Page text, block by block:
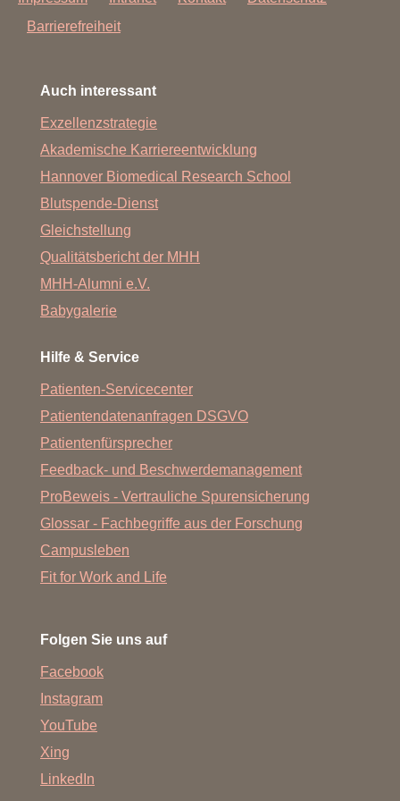
Barrierefreiheit
Auch interessant
Exzellenzstrategie
Akademische Karriereentwicklung
Hannover Biomedical Research School
Blutspende-Dienst
Gleichstellung
Qualitätsbericht der MHH
MHH-Alumni e.V.
Babygalerie
Hilfe & Service
Patienten-Servicecenter
Patientendatenanfragen DSGVO
Patientenfürsprecher
Feedback- und Beschwerdemanagement
ProBeweis - Vertrauliche Spurensicherung
Glossar - Fachbegriffe aus der Forschung
Campusleben
Fit for Work and Life
Folgen Sie uns auf
Facebook
Instagram
YouTube
Xing
LinkedIn